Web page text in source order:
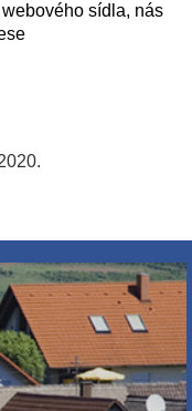
sídla, nás